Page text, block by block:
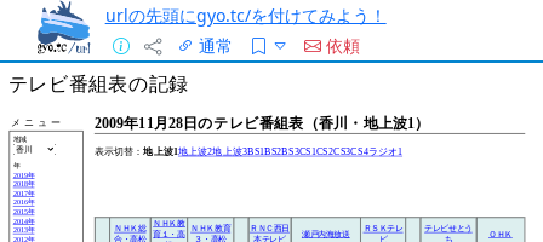
urlの先頭にgyo.tc/を付けてみよう！
通常
依頼